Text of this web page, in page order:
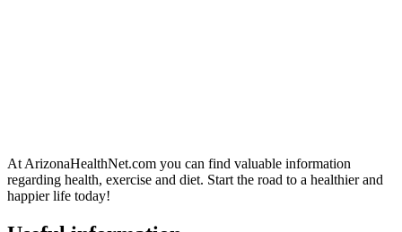
At ArizonaHealthNet.com you can find valuable information
regarding health, exercise and diet. Start the road to a healthier and
happier life today!